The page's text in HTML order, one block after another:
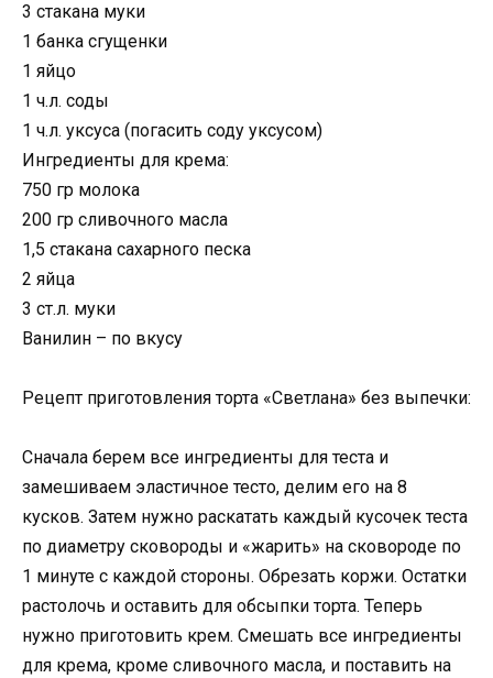
3 стакана муки
1 банка сгущенки
1 яйцо
1 ч.л. соды
1 ч.л. уксуса (погасить соду уксусом)
Ингредиенты для крема:
750 гр молока
200 гр сливочного масла
1,5 стакана сахарного песка
2 яйца
3 ст.л. муки
Ванилин – по вкусу
Рецепт приготовления торта «Светлана» без выпечки:
Сначала берем все ингредиенты для теста и
замешиваем эластичное тесто, делим его на 8
кусков. Затем нужно раскатать каждый кусочек теста
по диаметру сковороды и «жарить» на сковороде по
1 минуте с каждой стороны. Обрезать коржи. Остатки
растолочь и оставить для обсыпки торта. Теперь
нужно приготовить крем. Смешать все ингредиенты
для крема, кроме сливочного масла, и поставить на